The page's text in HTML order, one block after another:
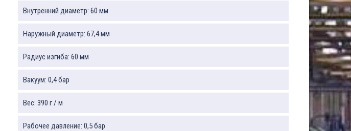
Внутренний диаметр: 60 мм
Наружный диаметр: 67,4 мм
Радиус изгиба: 60 мм
Вакуум: 0,4 бар
Вес: 390 г / м
Рабочее давление: 0,5 бар